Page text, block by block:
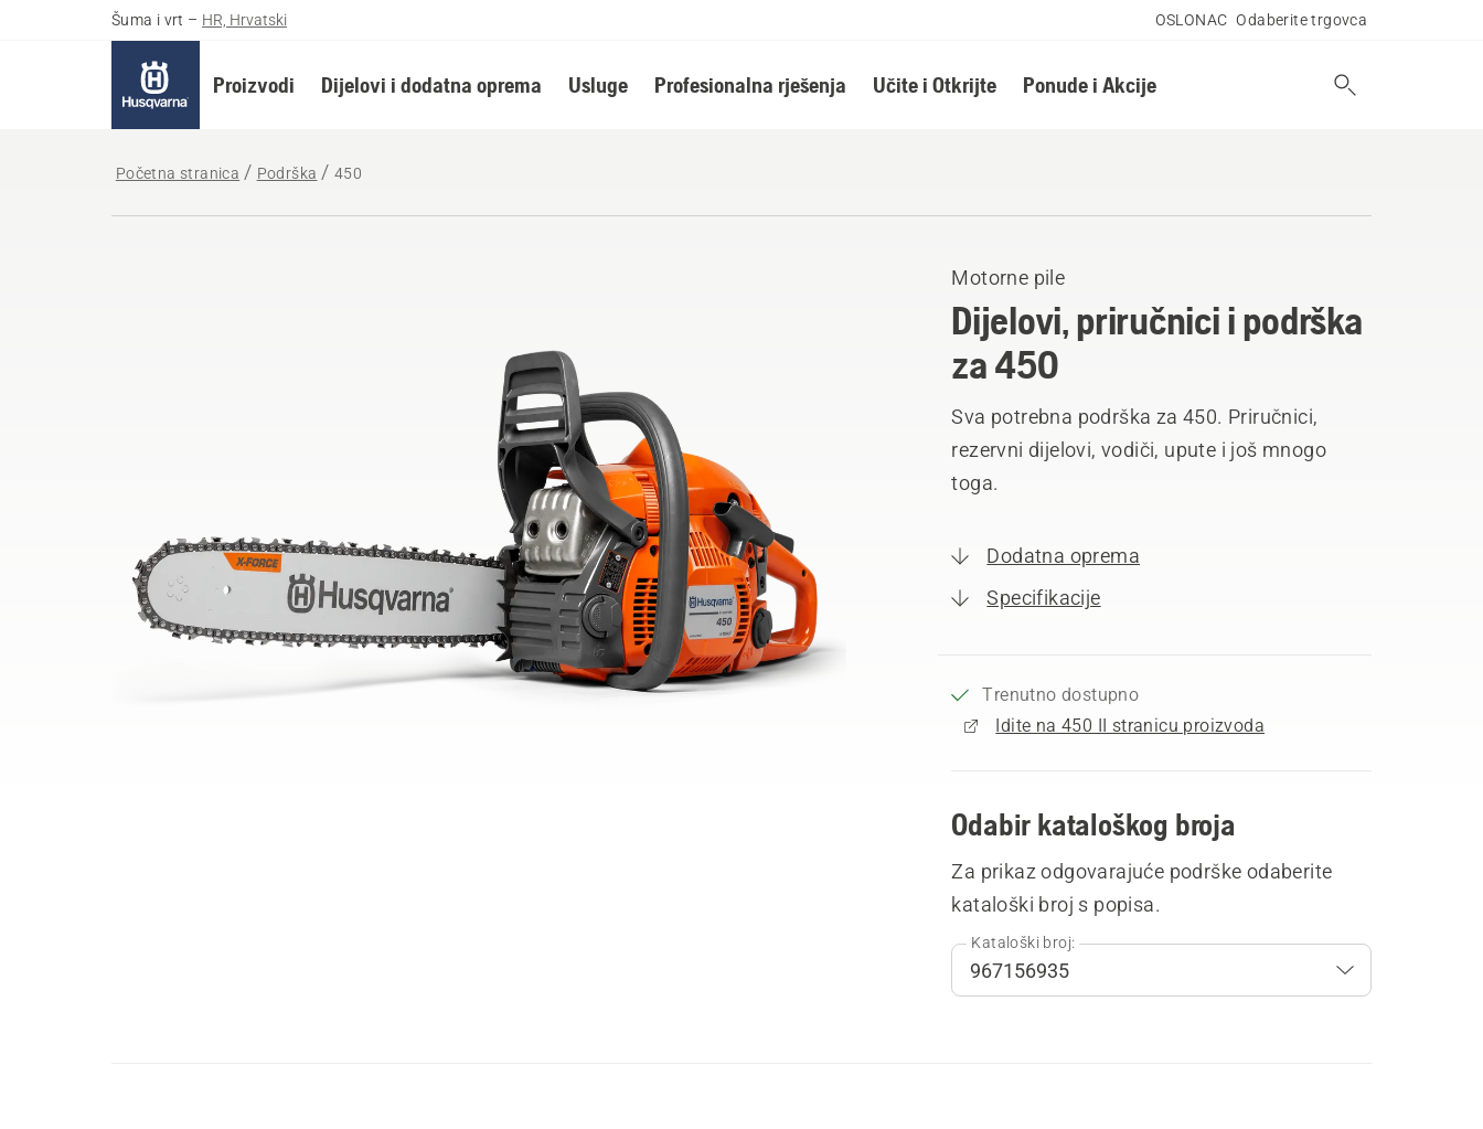
Šuma i vrt – HR, Hrvatski OSLONAC Odaberite trgovca
Proizvodi Dijelovi i dodatna oprema Usluge Profesionalna rješenja Učite i Otkrijte Ponude i Akcije
Početna stranica Podrška 450
Motorne pile
Dijelovi, priručnici i podrška
za 450
Sva potrebna podrška za 450. Priručnici,
rezervni dijelovi, vodiči, upute i još mnogo
toga.
Dodatna oprema
Specifikacije
Trenutno dostupno
Idite na 450 II stranicu proizvoda
Odabir kataloškog broja
Za prikaz odgovarajuće podrške odaberite
kataloški broj s popisa.
Kataloški broj: